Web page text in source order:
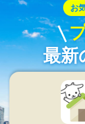
お
最新